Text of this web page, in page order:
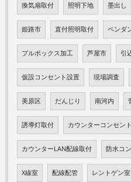
換気扇取付 照明下地 墨出し
姫路市 直付照明取付 ペンダ
プルボックス加工 芦屋市 引
仮設コンセント設置 現場調査
美原区 だんじり 南河内
誘導灯取付 カウンターコンセン
カウンターLAN配線取付 防水コ
X線室 配線配管 レントゲン室